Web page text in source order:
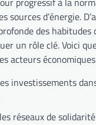
sources d’énergie.
des habitudes
un rôle clé. Voici
acteurs
investissements
réseaux de